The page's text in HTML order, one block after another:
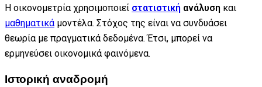
Η οικονομετρία χρησιμοποιεί στατιστική ανάλυση και
μαθηματικά μοντέλα. Στόχος της είναι να συνδυάσει
θεωρία με πραγματικά δεδομένα. Έτσι, μπορεί να
ερμηνεύσει οικονομικά φαινόμενα.
Ιστορική αναδρομή